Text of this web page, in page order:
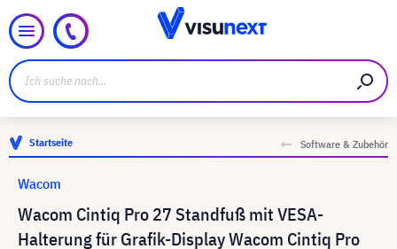
Startseite Software & Zubehör
Wacom Cintiq Pro 27 Standfuß mit VESA-
Halterung für Grafik-Display Wacom Cintiq Pro
Wacom